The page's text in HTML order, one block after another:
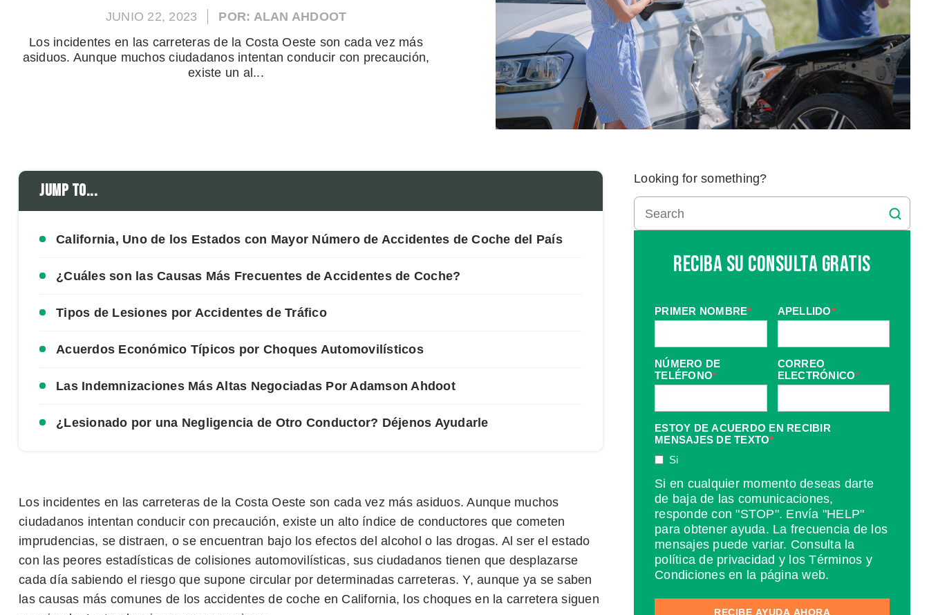
JUNIO 22, 2023
POR: ALAN AHDOOT
Los incidentes en las carreteras de la Costa Oeste son cada vez más
asiduos. Aunque muchos ciudadanos intentan conducir con precaución,
existe un al...
Jump to...
California, Uno de los Estados con Mayor Número de Accidentes de Coche del País
¿Cuáles son las Causas Más Frecuentes de Accidentes de Coche?
Tipos de Lesiones por Accidentes de Tráfico
Acuerdos Económico Típicos por Choques Automovilísticos
Las Indemnizaciones Más Altas Negociadas Por Adamson Ahdoot
¿Lesionado por una Negligencia de Otro Conductor? Déjenos Ayudarle
Los incidentes en las carreteras de la Costa Oeste son cada vez más asiduos. Aunque muchos
ciudadanos intentan conducir con precaución, existe un alto índice de conductores que cometen
imprudencias, se distraen, o se encuentran bajo los efectos del alcohol o las drogas. Al ser el estado
con las peores estadísticas de colisiones automovilísticas, sus ciudadanos tienen que desplazarse
cada día sabiendo el riesgo que supone circular por determinadas carreteras. Y, aunque ya se saben
las causas más comunes de los accidentes de coche en California, los choques en la carretera siguen
Looking for something?
Reciba Su Consulta Gratis
PRIMER NOMBRE* APELLIDO*
NÚMERO DE
TELÉFONO*
CORREO
ELECTRÓNICO*
ESTOY DE ACUERDO EN RECIBIR
MENSAJES DE TEXTO*
Si
Si en cualquier momento deseas darte
de baja de las comunicaciones,
responde con "STOP". Envía "HELP"
para obtener ayuda. La frecuencia de los
mensajes puede variar. Consulta la
política de privacidad y los Términos y
Condiciones en la página web.